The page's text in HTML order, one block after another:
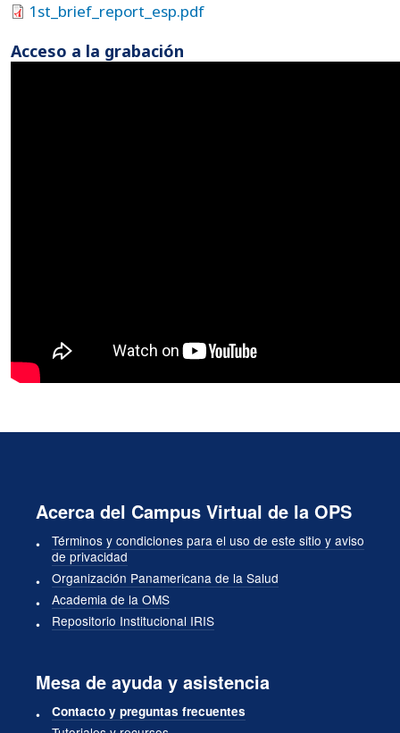
1st_brief_report_esp.pdf
Acceso a la grabación
Acerca del Campus Virtual de la OPS
Términos y condiciones para el uso de este sitio y aviso
de privacidad
Organización Panamericana de la Salud
Academia de la OMS
Repositorio Institucional IRIS
Mesa de ayuda y asistencia
Contacto y preguntas frecuentes